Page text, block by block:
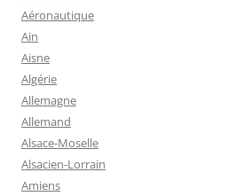
Aéronautique
Ain
Aisne
Algérie
Allemagne
Allemand
Alsace-Moselle
Alsacien-Lorrain
Amiens